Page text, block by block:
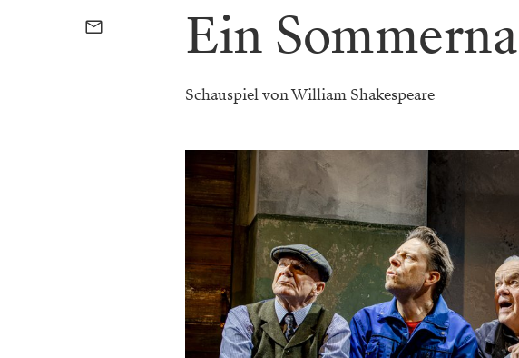
Ein
Schauspiel von William Shakespeare